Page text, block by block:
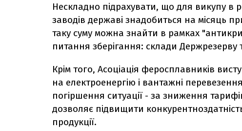
Нескладно підрахувати, що для викупу в
заводів державі знадобиться на місяць
таку суму можна знайти в рамках
питання зберігання: склади Держрезерву
Крім того, Асоціація феросплавників
на електроенергію і вантажні
погіршення ситуації - за зниження
дозволяє підвищити
продукції.